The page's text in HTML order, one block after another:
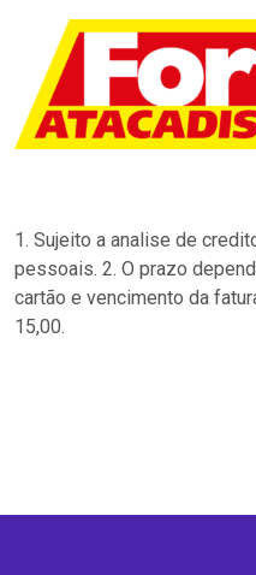
1. Sujeito a analise de
pessoais. 2. O prazo
cartão e vencimento da
15,00.